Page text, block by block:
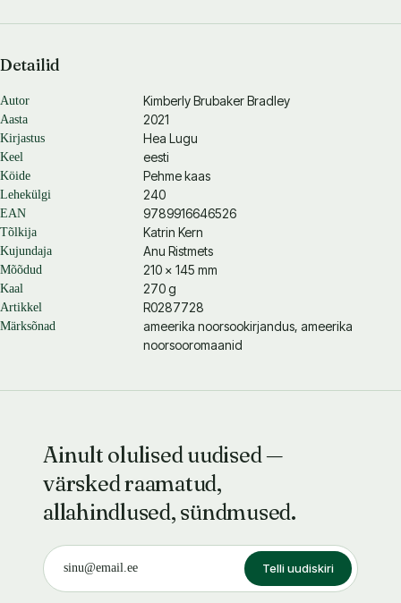
Detailid
Autor Kimberly Brubaker Bradley
Aasta 2021
Kirjastus Hea Lugu
Keel eesti
Köide Pehme kaas
Lehekülgi 240
EAN 9789916646526
Tõlkija Katrin Kern
Kujundaja Anu Ristmets
Mõõdud 210 × 145 mm
Kaal 270 g
Artikkel R0287728
Märksõnad
ameerika noorsookirjandus, ameerika
noorsooromaanid
Ainult olulised uudised —
värsked raamatud,
allahindlused, sündmused.
Telli uudiskiri